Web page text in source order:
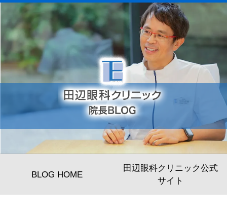
BLOG HOME
田辺眼科クリニック公式
サイト